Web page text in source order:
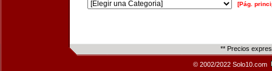
[Pág.
** Precios
© 2002/2022 Solo10.com